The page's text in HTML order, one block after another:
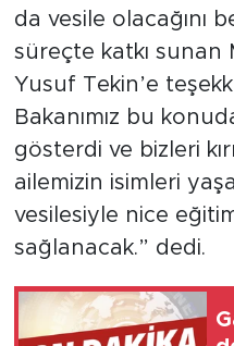
da vesile olacağını
süreçte katkı sunan
Yusuf Tekin’e
Bakanımız bu
gösterdi ve bizleri
ailemizin isimleri
vesilesiyle nice
sağlanacak.” dedi.